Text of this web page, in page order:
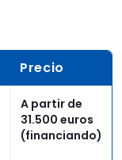
Precio
A partir de
31.500 euros
(financiando)